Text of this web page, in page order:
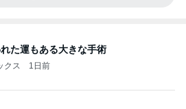
た運もある大きな手術
クス 1日前